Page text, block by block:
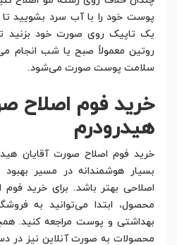
پوست خود را با آب سرد بشویید
یک تاپیک روی صورت خود بزنید
روتین معمولاً صبح یا شب انجام
سلامت پوست صورت می‌شود.
خرید فوم اصلاح
هیدرودرم
خرید فوم اصلاح صورت آقایان
بسیار هوشمندانه در مسیر
اصلاحی بهتر باشد. برای خرید
محصول، ابتدا می‌توانید به
بهداشتی و پوست مراجعه کنید.
محصولات به صورت آنلاین نیز در